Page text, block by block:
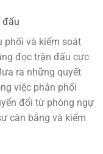
đấu
phối và kiểm soát
đọc trận đấu cực
ra những quyết
việc phân phối
đổi từ phòng ngự
cân bằng và kiểm